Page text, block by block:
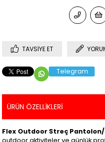
TAVSIYE ET
Telegram
ÜRÜN ÖZELLIKLERI
Flex Outdoor Streç
outdoor aktiviteler ve günlük